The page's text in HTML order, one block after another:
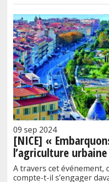
09 sep 2024
[NICE] «
l’agriculture
A travers cet
compte-t-il s’engager